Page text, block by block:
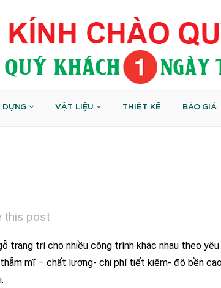
DỰNG VẬT LIỆU THIÊT KẾ BÁO GIÁ
this post
trang trí cho nhiều công trình khác nhau theo yêu
mĩ – chất lượng- chi phí tiết kiệm- độ bền